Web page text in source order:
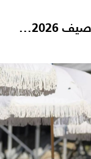
مجموعة CELINE لمايكل رايدر لربيع وصيف 2026...